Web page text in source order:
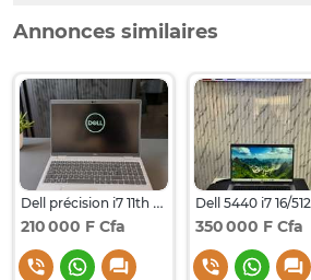
Annonces similaires
Dell précision i7 11th gen /NVIDIA / 16gb ram/ 512gb
210 000 F Cfa
Dell 5440 i7 16/512
350 000 F Cfa